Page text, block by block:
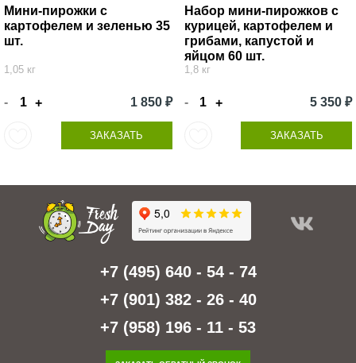
Мини-пирожки с
картофелем и зеленью 35
шт.
1,05 кг
- + 1 850 ₽
ЗАКАЗАТЬ
Набор мини-пирожков с
курицей, картофелем и
грибами, капустой и
яйцом 60 шт.
1,8 кг
- + 5 350 ₽
ЗАКАЗАТЬ
+7 (495) 640 - 54 - 74
+7 (901) 382 - 26 - 40
+7 (958) 196 - 11 - 53